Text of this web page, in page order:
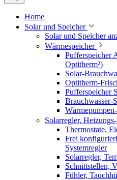
Home
Solar und Speicher
Solar und Speicher
Wärmespeicher
Pufferspeicher
Optitherm²)
Solar-
Optitherm-
Pufferspeicher
Brauchwasser-
Solarregler,
Thermostate,
Frei
Systemregler
Solarregler,
Schnittstellen,
Fühler,